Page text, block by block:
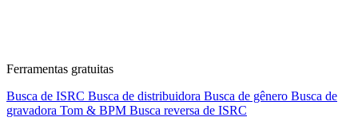
Ferramentas gratuitas
Busca de ISRC Busca de distribuidora Busca de gênero Busca de
gravadora Tom & BPM Busca reversa de ISRC